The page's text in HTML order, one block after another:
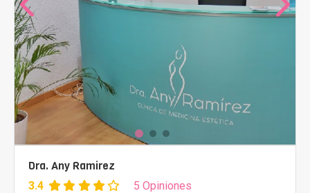
Dra. Any Ramirez
3.4 5 Opiniones